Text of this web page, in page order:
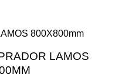
LAMOS